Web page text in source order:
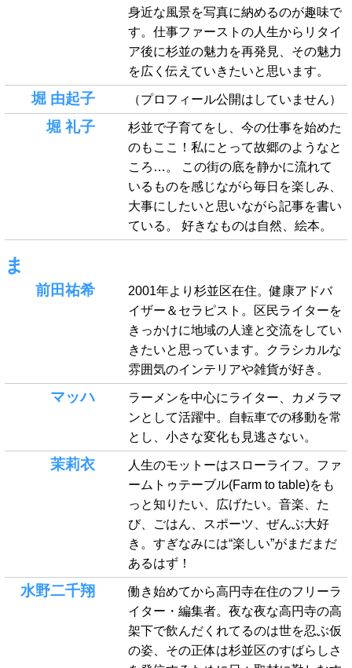
身近な風景を写真に納めるのが趣味で
す。仕事ファーストの人生からリタイ
ア後に杉並の魅力を再発見、その魅力
を広く伝えていきたいと思います。
堀 由起子 （プロフィール公開はしていません）
堀 礼子
杉並で子育てをし、今の仕事を始めた
のもここ！私にとって故郷のようなと
ころ…。 この街の底を静かに流れて
いるものを感じながら毎日を楽しみ、
大事にしたいと思いながら記事を書い
ている。 好きなものは自然、絵本。
ま
前田祐希
2001年より杉並区在住。健康アドバ
イザー＆セラピスト。区民ライターを
きっかけに地域の人達と交流をしてい
きたいと思っています。クラシカルな
雰囲気のインテリアや雑貨が好き。
マッハ
ラーメンを中心にライター、カメラマ
ンとして活躍中。自転車での移動を常
とし、小さな変化も見逃さない。
茉莉衣
人生のモットーはスローライフ。ファ
ームトゥテーブル(Farm to table)をも
っと知りたい、広げたい。音楽、た
び、ごはん、スポーツ、ぜんぶ大好
き。すぎなみには“楽しい”がまだまだ
あるはず！
水野二千翔
働き始めてから高円寺在住のフリーラ
イター・編集者。夜な夜な高円寺の高
架下で飲んだくれてるのは世を忍ぶ仮
の姿、その正体は杉並区のすばらしさ